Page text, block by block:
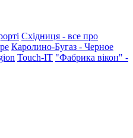
Східниця - все про
Каролино-Бугаз - Черное
Touch-IT "Фабрика вікон" -